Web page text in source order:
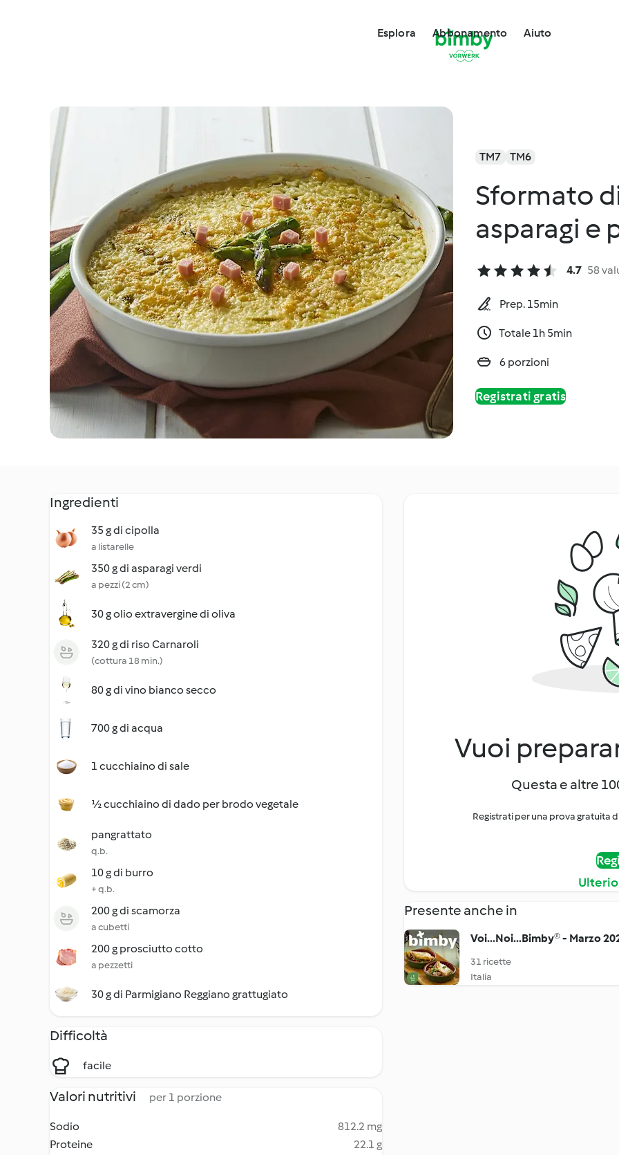
Esplora Abbonamento Aiuto
TM7 TM6
Sformato
asparagi
4.7 58
Prep. 15min
Totale 1h 5min
6 porzioni
Registrati gratis
Ingredienti
35 g di cipolla
a listarelle
350 g di asparagi verdi
a pezzi (2 cm)
30 g olio extravergine di oliva
320 g di riso Carnaroli
(cottura 18 min.)
80 g di vino bianco secco
700 g di acqua
1 cucchiaino di sale
½ cucchiaino di dado per brodo vegetale
pangrattato
q.b.
10 g di burro
+ q.b.
200 g di scamorza
a cubetti
200 g prosciutto cotto
a pezzetti
30 g di Parmigiano Reggiano grattugiato
Difficoltà
facile
Valori nutritivi per 1 porzione
Sodio
812.2 mg
Proteine
22.1 g
Vuoi
Questa e altre
Registrati per una prova gratuita
Presente anche in
Voi...Noi...Bimby® - Marzo
31 ricette
Italia